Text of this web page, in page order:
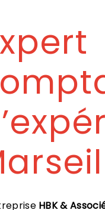
HBK &